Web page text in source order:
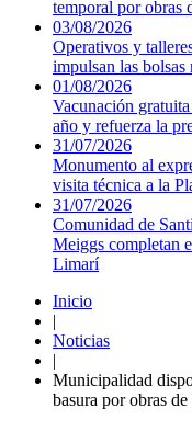
temporal por obras
03/08/2026
Operativos y
impulsan las bolsas
01/08/2026
Vacunación
año y refuerza la
31/07/2026
Monumento al
visita técnica a la
31/07/2026
Comunidad de
Meiggs completan
Limarí
Inicio
|
Noticias
|
Municipalidad
basura por obras